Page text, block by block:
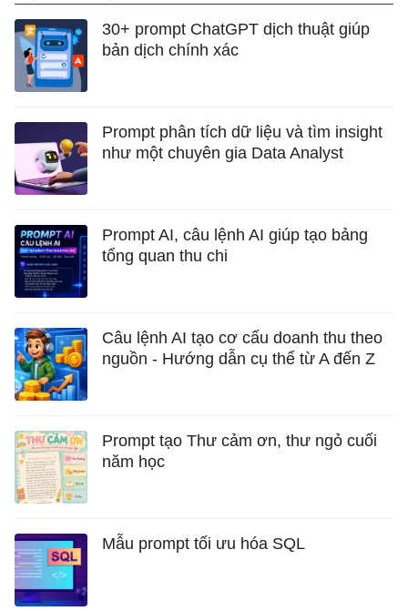
30+ prompt ChatGPT dịch thuật giúp
bản dịch chính xác
Prompt phân tích dữ liệu và tìm insight
như một chuyên gia Data Analyst
Prompt AI, câu lệnh AI giúp tạo bảng
tổng quan thu chi
Câu lệnh AI tạo cơ cấu doanh thu theo
nguồn - Hướng dẫn cụ thể từ A đến Z
Prompt tạo Thư cảm ơn, thư ngỏ cuối
năm học
Mẫu prompt tối ưu hóa SQL